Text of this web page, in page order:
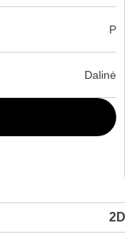
P
Dalinė
2D